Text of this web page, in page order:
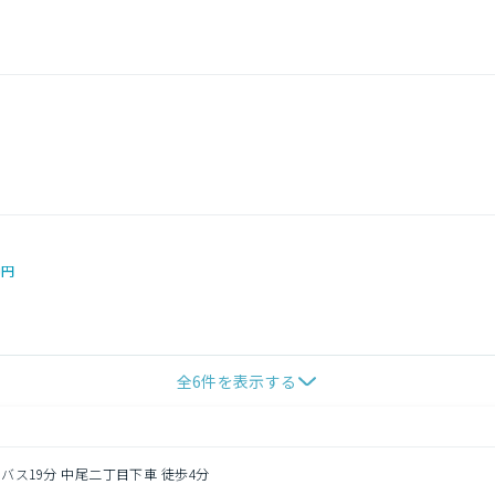
全6件を表示する
ス19分 中尾二丁目下車 徒歩4分